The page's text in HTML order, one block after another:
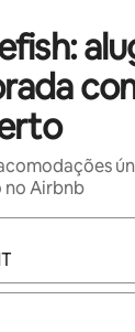
no Airbnb
estiverem